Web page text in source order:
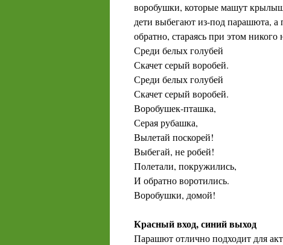
воробушки, которые машут
дети выбегают из-под парашюта, а
обратно, стараясь при этом
Среди белых голубей
Скачет серый воробей.
Среди белых голубей
Скачет серый воробей.
Воробушек-пташка,
Серая рубашка,
Вылетай поскорей!
Выбегай, не робей!
Полетали, покружились,
И обратно воротились.
Воробушки, домой!
Красный вход, синий выход
Парашют отлично подходит для